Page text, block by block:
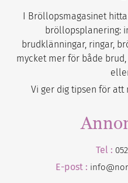
I Bröllopsmagasinet
bröllopsplanering:
brudklänningar, ringar,
mycket mer för både
Vi ger dig tipsen för
Tel :
E-post :